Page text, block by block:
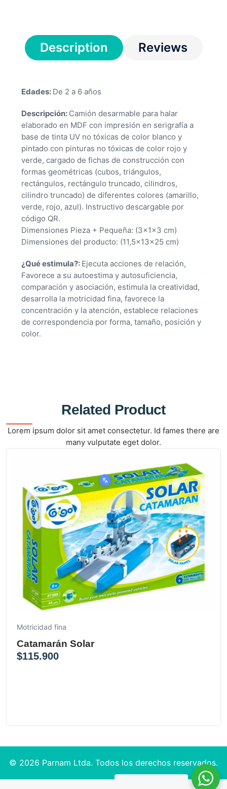
Description Reviews
Edades: De 2 a 6 años
Descripción: Camión desarmable para halar
elaborado en MDF con impresión en serigrafía a
base de tinta UV no tóxicas de color blanco y
pintado con pinturas no tóxicas de color rojo y
verde, cargado de fichas de construcción con
formas geométricas (cubos, triángulos,
rectángulos, rectángulo truncado, cilindros,
cilindro truncado) de diferentes colores (amarillo,
verde, rojo, azul). Instructivo descargable por
código QR.
Dimensiones Pieza + Pequeña: (3x1x3 cm)
Dimensiones del producto: (11,5x13x25 cm)
¿Qué estimula?: Ejecuta acciones de relación,
Favorece a su autoestima y autosuficiencia,
comparación y asociación, estimula la creatividad,
desarrolla la motricidad fina, favorece la
concentración y la atención, establece relaciones
de correspondencia por forma, tamaño, posición y
color.
Related Product
Lorem ipsum dolor sit amet consectetur. Id fames there are
many vulputate eget dolor.
Motricidad fina
Catamarán Solar
$115.900
© 2026 Parnam Ltda. Todos los derechos reservados.